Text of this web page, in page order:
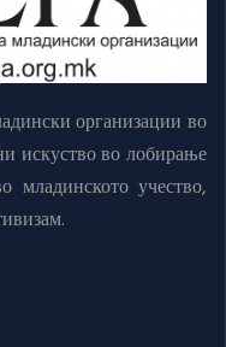
организации во
искуство во лобирање
младинското учество,